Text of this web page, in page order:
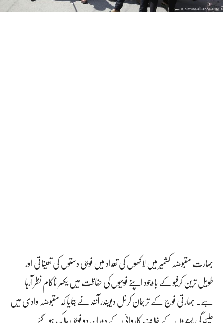
بھارت مقبوضہ کشمیر میں لاکھوں کی تعداد میں فوجی دستوں کی تعیناتی اور
طویل ترین کرفیو کے باوجود اپنے فوجیوں کی حفاظت میں یکسر ناکام نظر آرہا
ہے۔ بھارتی فوج کے ترجمان کرنل دیویندر آنند نے بتایا کہ مقبوضہ وادی میں